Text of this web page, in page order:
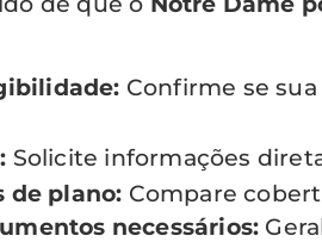
Confirme se
Solicite informações
de plano: Compare
necessários: